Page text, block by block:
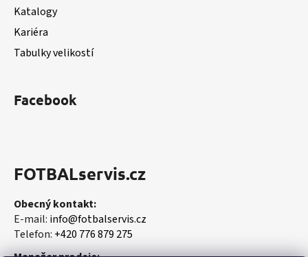
Katalogy
Kariéra
Tabulky velikostí
Facebook
FOTBALservis.cz
Obecný kontakt:
E-mail: info@fotbalservis.cz
Telefon: +420 776 879 275